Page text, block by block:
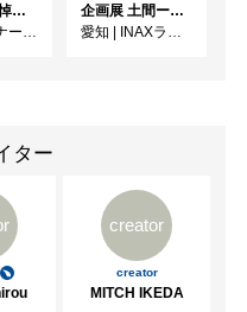
杉山明博追悼展 木とわたし―木工の妙技と美術教育
ェ美術館
企画展 土間ーつくって、つかって、再発見ー
愛知 | INAXライブミュージアム
ター
creator
creator
MITCH IKEDA